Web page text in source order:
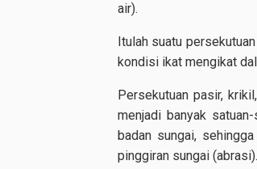
air).
Itulah suatu
kondisi ikat mengikat
Persekutuan pasir,
menjadi banyak
badan sungai,
pinggiran sungai (abrasi).